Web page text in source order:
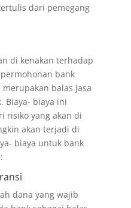
dari pemegang
di kenakan terhadap
bank
balas jasa
Biaya- biaya ini
risiko yang akan di
akan terjadi di
biaya untuk bank
dana yang wajib